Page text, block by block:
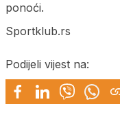
ponoći.
Sportklub.rs
Podijeli vijest na: